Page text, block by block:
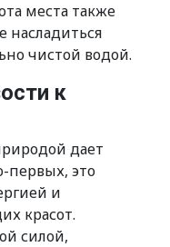
места также
насладиться
чистой водой.
к
дает
первых, это
и
красот.
силой,